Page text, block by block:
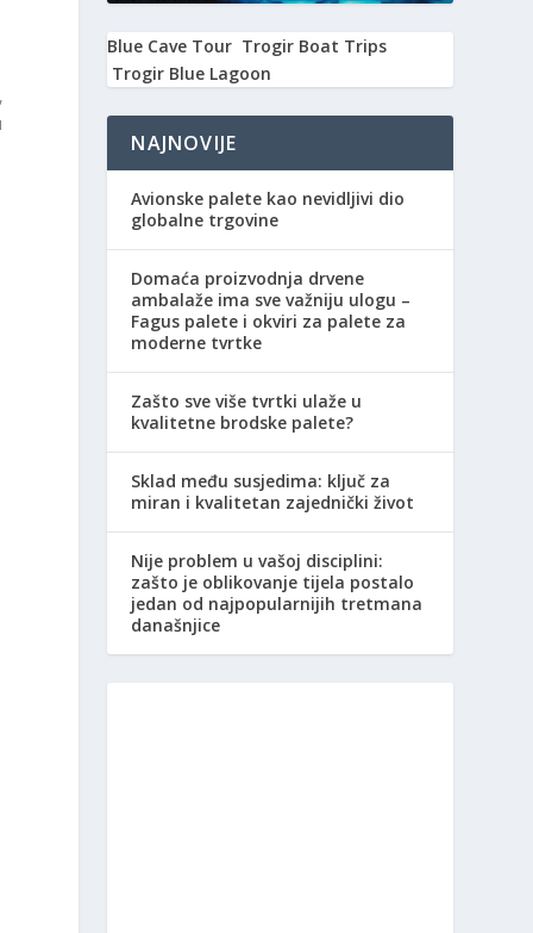
Blue Cave Tour Trogir Boat Trips
Trogir Blue Lagoon
NAJNOVIJE
Avionske palete kao nevidljivi dio
globalne trgovine
Domaća proizvodnja drvene
ambalaže ima sve važniju ulogu –
Fagus palete i okviri za palete za
moderne tvrtke
Zašto sve više tvrtki ulaže u
kvalitetne brodske palete?
Sklad među susjedima: ključ za
miran i kvalitetan zajednički život
Nije problem u vašoj disciplini:
zašto je oblikovanje tijela postalo
jedan od najpopularnijih tretmana
današnjice